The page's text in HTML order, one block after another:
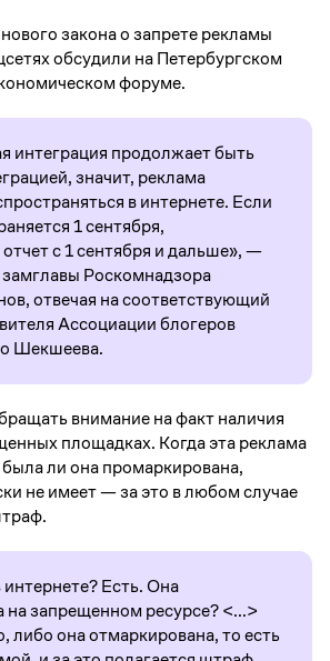
закона о запрете рекламы
обсудили на Петербургском
форуме.
интеграция продолжает быть
значит, реклама
в интернете. Если
1 сентября,
с 1 сентября и дальше», —
Роскомнадзора
отвечая на соответствующий
Ассоциации блогеров
Шекшеева.
внимание на факт наличия
площадках. Когда эта реклама
ли она промаркирована,
не имеет — за это в любом случае
интернете? Есть. Она
на запрещенном ресурсе? <...>
либо она отмаркирована, то есть